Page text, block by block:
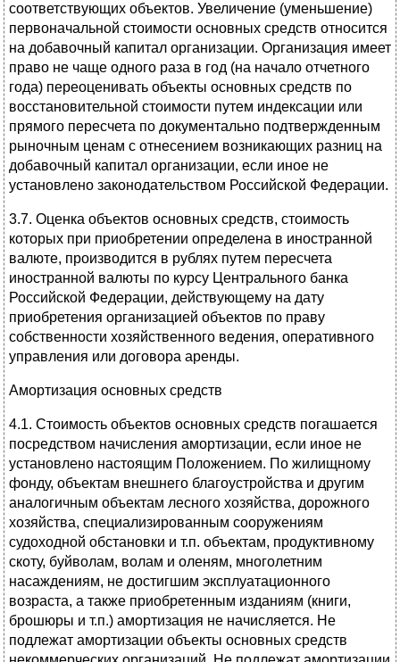
соответствующих объектов. Увеличение (уменьшение)
первоначальной стоимости основных средств относится
на добавочный капитал организации. Организация имеет
право не чаще одного раза в год (на начало отчетного
года) переоценивать объекты основных средств по
восстановительной стоимости путем индексации или
прямого пересчета по документально подтвержденным
рыночным ценам с отнесением возникающих разниц на
добавочный капитал организации, если иное не
установлено законодательством Российской Федерации.
3.7. Оценка объектов основных средств, стоимость
которых при приобретении определена в иностранной
валюте, производится в рублях путем пересчета
иностранной валюты по курсу Центрального банка
Российской Федерации, действующему на дату
приобретения организацией объектов по праву
собственности хозяйственного ведения, оперативного
управления или договора аренды.
Амортизация основных средств
4.1. Стоимость объектов основных средств погашается
посредством начисления амортизации, если иное не
установлено настоящим Положением. По жилищному
фонду, объектам внешнего благоустройства и другим
аналогичным объектам лесного хозяйства, дорожного
хозяйства, специализированным сооружениям
судоходной обстановки и т.п. объектам, продуктивному
скоту, буйволам, волам и оленям, многолетним
насаждениям, не достигшим эксплуатационного
возраста, а также приобретенным изданиям (книги,
брошюры и т.п.) амортизация не начисляется. Не
подлежат амортизации объекты основных средств